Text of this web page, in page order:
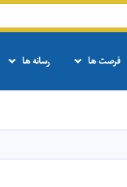
فرصت ها رسانه ها